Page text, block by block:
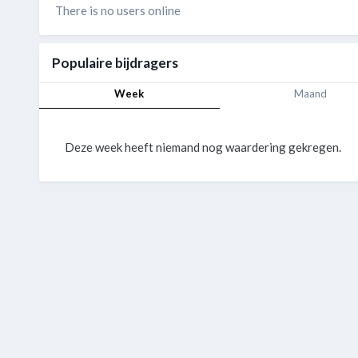
There is no users online
Populaire bijdragers
Week Maand
Deze week heeft niemand nog waardering gekregen.